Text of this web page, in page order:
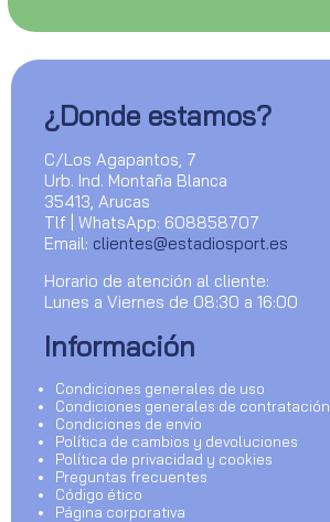
¿Donde estamos?
C/Los Agapantos, 7
Urb. Ind. Montaña Blanca
35413, Arucas
Tlf | WhatsApp: 608858707
Email: clientes@estadiosport.es
Horario de atención al cliente:
Lunes a Viernes de 08:30 a 16:00
Información
Condiciones generales de uso
Condiciones generales de contratación
Condiciones de envío
Política de cambios y devoluciones
Política de privacidad y cookies
Preguntas frecuentes
Código ético
Página corporativa